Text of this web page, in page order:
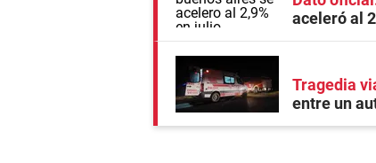
aceleró al
Tragedia
entre un